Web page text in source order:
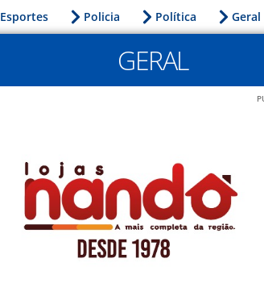
Esportes Policia Política Geral
GERAL